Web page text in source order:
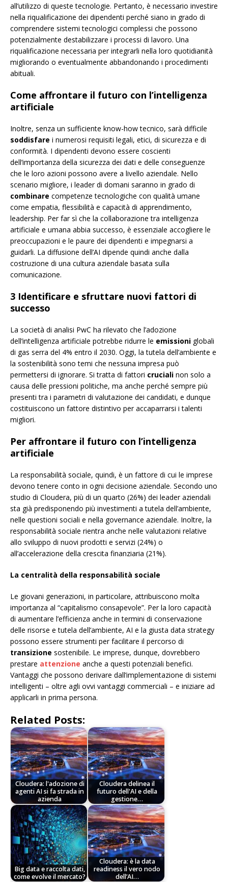
all’utilizzo di queste tecnologie. Pertanto, è necessario investire
nella riqualificazione dei dipendenti perché siano in grado di
comprendere sistemi tecnologici complessi che possono
potenzialmente destabilizzare i processi di lavoro. Una
riqualificazione necessaria per integrarli nella loro quotidianità
migliorando o eventualmente abbandonando i procedimenti
abituali.
Come affrontare il futuro con l’intelligenza
artificiale
Inoltre, senza un sufficiente know-how tecnico, sarà difficile
soddisfare i numerosi requisiti legali, etici, di sicurezza e di
conformità. I dipendenti devono essere coscienti
dell’importanza della sicurezza dei dati e delle conseguenze
che le loro azioni possono avere a livello aziendale. Nello
scenario migliore, i leader di domani saranno in grado di
combinare competenze tecnologiche con qualità umane
come empatia, flessibilità e capacità di apprendimento,
leadership. Per far sì che la collaborazione tra intelligenza
artificiale e umana abbia successo, è essenziale accogliere le
preoccupazioni e le paure dei dipendenti e impegnarsi a
guidarli. La diffusione dell’AI dipende quindi anche dalla
costruzione di una cultura aziendale basata sulla
comunicazione.
3 Identificare e sfruttare nuovi fattori di
successo
La società di analisi PwC ha rilevato che l’adozione
dell’intelligenza artificiale potrebbe ridurre le emissioni globali
di gas serra del 4% entro il 2030. Oggi, la tutela dell’ambiente e
la sostenibilità sono temi che nessuna impresa può
permettersi di ignorare. Si tratta di fattori cruciali non solo a
causa delle pressioni politiche, ma anche perché sempre più
presenti tra i parametri di valutazione dei candidati, e dunque
costituiscono un fattore distintivo per accaparrarsi i talenti
migliori.
Per affrontare il futuro con l’intelligenza
artificiale
La responsabilità sociale, quindi, è un fattore di cui le imprese
devono tenere conto in ogni decisione aziendale. Secondo uno
studio di Cloudera, più di un quarto (26%) dei leader aziendali
sta già predisponendo più investimenti a tutela dell’ambiente,
nelle questioni sociali e nella governance aziendale. Inoltre, la
responsabilità sociale rientra anche nelle valutazioni relative
allo sviluppo di nuovi prodotti e servizi (24%) o
all’accelerazione della crescita finanziaria (21%).
La centralità della responsabilità sociale
Le giovani generazioni, in particolare, attribuiscono molta
importanza al “capitalismo consapevole”. Per la loro capacità
di aumentare l’efficienza anche in termini di conservazione
delle risorse e tutela dell’ambiente, AI e la giusta data strategy
possono essere strumenti per facilitare il percorso di
transizione sostenibile. Le imprese, dunque, dovrebbero
prestare attenzione anche a questi potenziali benefici.
Vantaggi che possono derivare dall’implementazione di sistemi
intelligenti – oltre agli ovvi vantaggi commerciali – e iniziare ad
applicarli in prima persona.
Related Posts:
Cloudera: l'adozione di
agenti AI si fa strada in
azienda
Cloudera delinea il
futuro dell'AI e della
gestione…
Big data e raccolta dati,
come evolve il mercato?
Cloudera: è la data
readiness il vero nodo
dell’AI…